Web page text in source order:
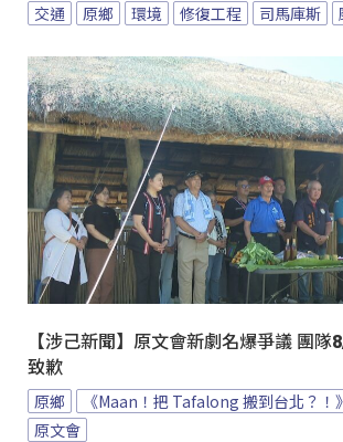
交通 原鄉 環境 修復工程 司馬庫斯
【涉己新聞】原文會新劇名爆爭議 團
致歉
原鄉 《Maan！把 Tafalong 搬到台北？！》
原文會